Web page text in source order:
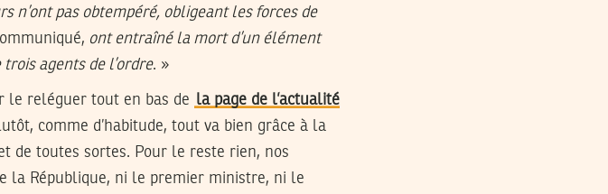
n’ont pas obtempéré, obligeant les forces de
ont entraîné la mort d’un élément
agents de l’ordre. »
le reléguer tout en bas de la page de l’actualité
comme d’habitude, tout va bien grâce à la
de toutes sortes. Pour le reste rien, nos
la République, ni le premier ministre, ni le